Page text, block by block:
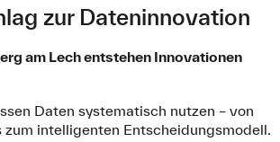
zur Dateninnovation
am Lech entstehen Innovationen
Daten systematisch nutzen – von
zum intelligenten Entscheidungsmodell.